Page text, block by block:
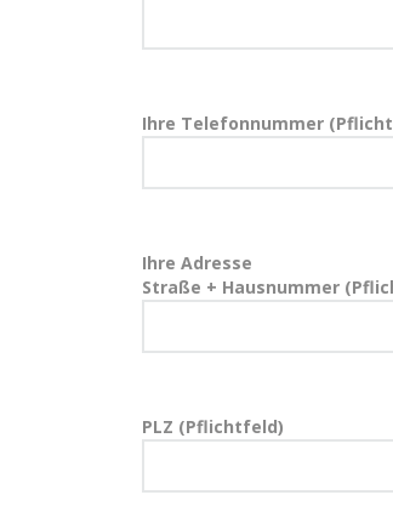
Ihre Telefonnummer
Ihre Adresse
Straße + Hausnummer
PLZ (Pflichtfeld)